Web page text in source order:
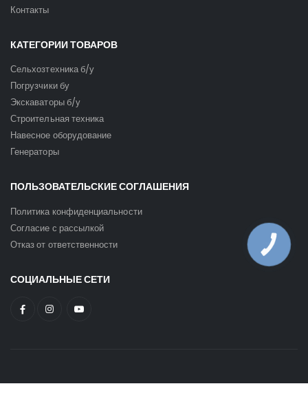
Контакты
КАТЕГОРИИ ТОВАРОВ
Сельхозтехника б/у
Погрузчики бу
Экскаваторы б/у
Строительная техника
Навесное оборудование
Генераторы
ПОЛЬЗОВАТЕЛЬСКИЕ СОГЛАШЕНИЯ
Политика конфиденциальности
Согласие с рассылкой
Отказ от ответственности
СОЦИАЛЬНЫЕ СЕТИ
КНОПКА
ЗВ'ЯЗКУ